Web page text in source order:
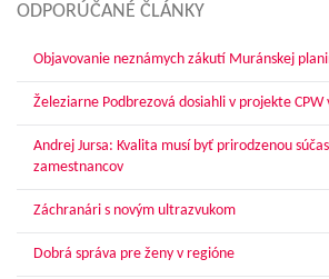
ODPORÚČANÉ ČLÁNKY
Objavovanie neznámych zákutí Muránskej
Železiarne Podbrezová dosiahli v projekte CPW
Andrej Jursa: Kvalita musí byť prirodzenou
zamestnancov
Záchranári s novým ultrazvukom
Dobrá správa pre ženy v regióne